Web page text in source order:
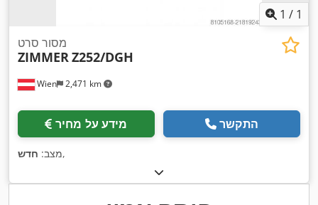
1 / 1
Wien 2,471 km
מסור סרט
ZIMMERZ252/DGH
מידע על מחיר התקשר
מצב: חדש ,